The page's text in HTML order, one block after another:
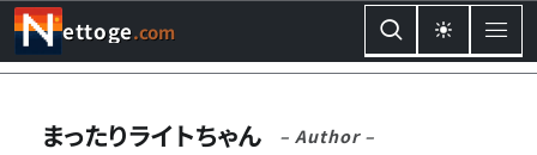
ettoge.com
まったりライトちゃん – Author –